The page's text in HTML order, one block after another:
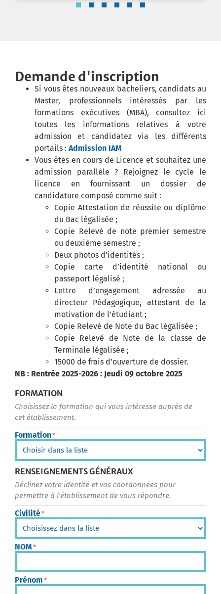
Demande d'inscription
Si vous êtes nouveaux bacheliers, candidats au
Master, professionnels intéressés par les
formations exécutives (MBA), consultez ici
toutes les informations relatives à votre
admission et candidatez via les différents
portails : Admission IAM
Vous êtes en cours de Licence et souhaitez une
admission parallèle ? Rejoignez le cycle le
licence en fournissant un dossier de
candidature composé comme suit :
Copie Attestation de réussite ou diplôme
du Bac légalisée ;
Copie Relevé de note premier semestre
ou deuxième semestre ;
Deux photos d’identités ;
Copie carte d’identité national ou
passeport légalisé ;
Lettre d’engagement adressée au
directeur Pédagogique, attestant de la
motivation de l’étudiant ;
Copie Relevé de Note du Bac légalisée ;
Copie Relevé de Note de la classe de
Terminale légalisée ;
15000 de frais d’ouverture de dossier.
NB : Rentrée 2025-2026 : Jeudi 09 octobre 2025
FORMATION
Choisissez la formation qui vous intéresse auprès de
cet établissement.
Formation*
RENSEIGNEMENTS GÉNÉRAUX
Déclinez votre identité et vos coordonnées pour
permettre à l'établissement de vous répondre.
Civilité*
NOM *
Prénom *